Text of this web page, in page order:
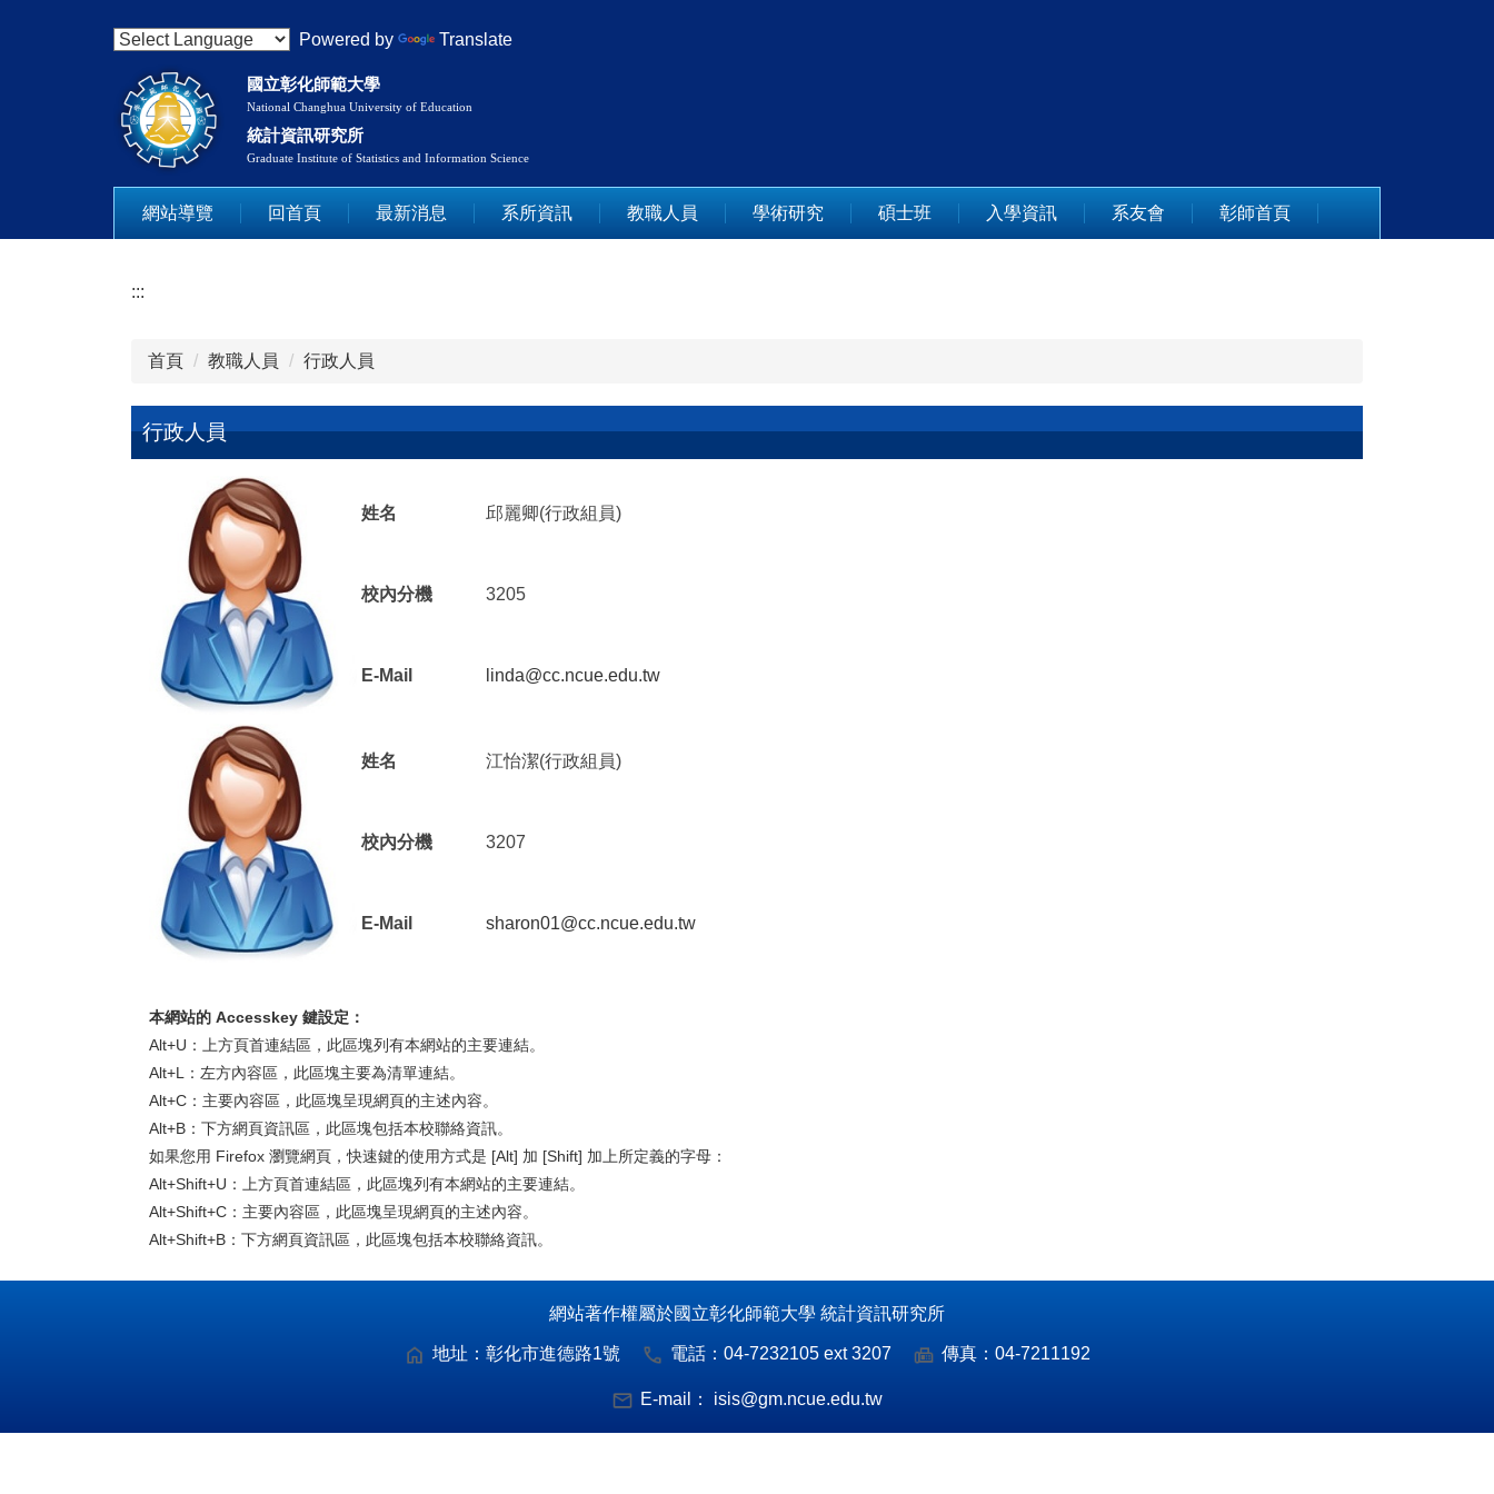
Powered by Translate
國立彰化師範大學
National Changhua University of Education
統計資訊研究所
Graduate Institute of Statistics and Information Science
網站導覽 回首頁 最新消息 系所資訊 教職人員 學術研究 碩士班 入學資訊 系友會 彰師首頁
:::
首頁 教職人員 行政人員
行政人員
行政人員
邱麗卿(行政組員) 教師基本資料
姓名
邱麗卿(行政組員)
校內分機 3205
E-Mail linda@cc.ncue.edu.tw
江怡潔(行政組員) 教師基本資料
姓名
江怡潔(行政組員)
校內分機 3207
E-Mail sharon01@cc.ncue.edu.tw
本網站的 Accesskey 鍵設定：
Alt+U：上方頁首連結區，此區塊列有本網站的主要連結。
Alt+L：左方內容區，此區塊主要為清單連結。
Alt+C：主要內容區，此區塊呈現網頁的主述內容。
Alt+B：下方網頁資訊區，此區塊包括本校聯絡資訊。
如果您用 Firefox 瀏覽網頁，快速鍵的使用方式是 [Alt] 加 [Shift] 加上所定義的字母：
Alt+Shift+U：上方頁首連結區，此區塊列有本網站的主要連結。
Alt+Shift+C：主要內容區，此區塊呈現網頁的主述內容。
Alt+Shift+B：下方網頁資訊區，此區塊包括本校聯絡資訊。
網站著作權屬於國立彰化師範大學 統計資訊研究所
地址： 彰化市進德路1號 電話： 04-7232105 ext 3207 傳真： 04-7211192
E-mail： isis@gm.ncue.edu.tw